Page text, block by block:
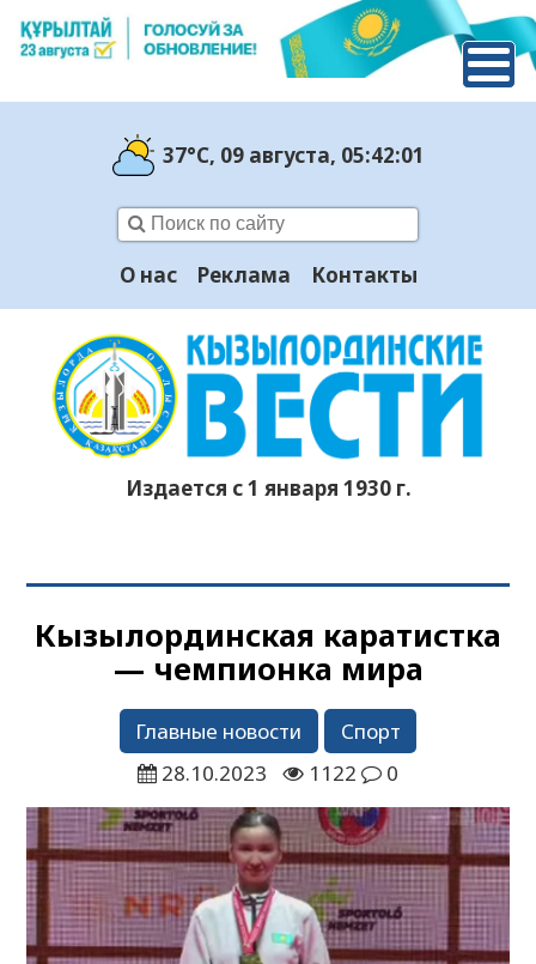
37°C, 09 августа, 05:42:02
О нас Реклама Контакты
Издается с 1 января 1930 г.
Кызылординская каратистка
— чемпионка мира
Главные новости
Спорт
28.10.2023
1122 0